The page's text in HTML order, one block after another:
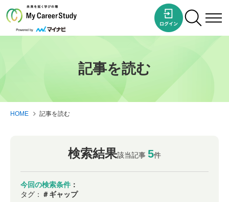
記事を読む
HOME 記事を読む
検索結果該当記事 5件
今回の検索条件 ：
タグ： ＃ギャップ